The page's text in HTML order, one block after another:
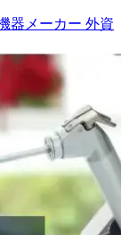
器メーカー 外資